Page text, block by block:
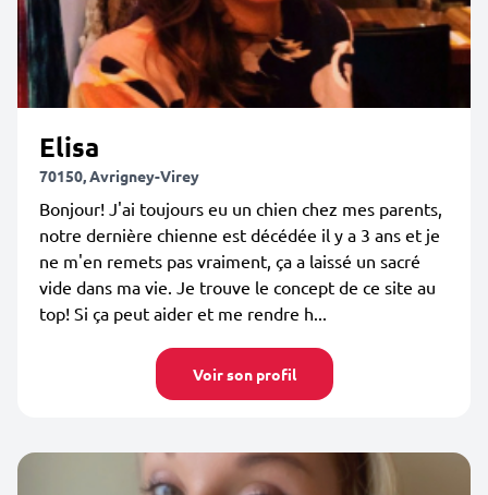
Elisa
70150, Avrigney-Virey
Bonjour! J'ai toujours eu un chien chez mes parents,
notre dernière chienne est décédée il y a 3 ans et je
ne m'en remets pas vraiment, ça a laissé un sacré
vide dans ma vie. Je trouve le concept de ce site au
top! Si ça peut aider et me rendre h...
Voir son profil